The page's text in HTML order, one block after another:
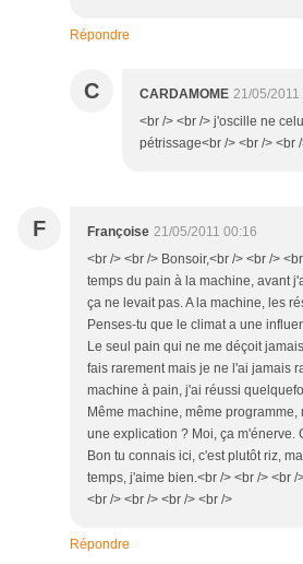
Répondre
C CARDAMOME 21/05/2011
<br /> <br /> j'oscille ne
pétrissage<br /> <br /> <br
F Françoise 21/05/2011 00:16
<br /> <br /> Bonsoir,<br /> <br />
temps du pain à la machine, avant
ça ne levait pas. A la machine, les
Penses-tu que le climat a une
Le seul pain qui ne me déçoit
fais rarement mais je ne l'ai jamais
machine à pain, j'ai réussi
Même machine, même programme,
une explication ? Moi, ça m'énerve.
Bon tu connais ici, c'est plutôt riz,
temps, j'aime bien.<br /> <br /> <br
<br /> <br /> <br /> <br />
Répondre